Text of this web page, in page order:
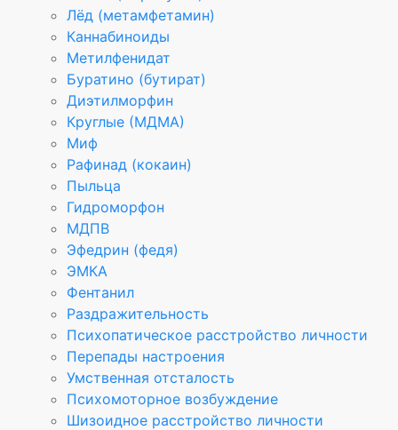
Лёд (метамфетамин)
Каннабиноиды
Метилфенидат
Буратино (бутират)
Диэтилморфин
Круглые (МДМА)
Миф
Рафинад (кокаин)
Пыльца
Гидроморфон
МДПВ
Эфедрин (федя)
ЭМКА
Фентанил
Раздражительность
Психопатическое расстройство личности
Перепады настроения
Умственная отсталость
Психомоторное возбуждение
Шизоидное расстройство личности